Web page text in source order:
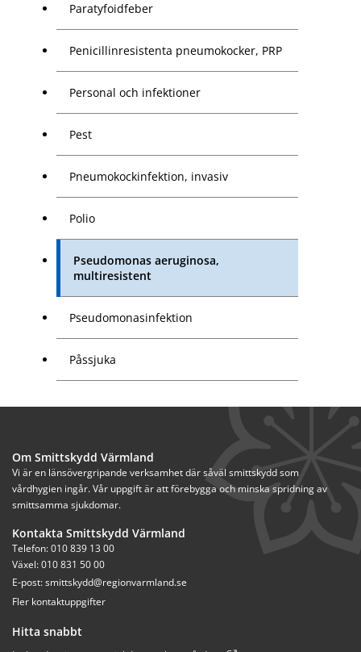
Paratyfoidfeber
Penicillinresistenta pneumokocker, PRP
Personal och infektioner
Pest
Pneumokockinfektion, invasiv
Polio
Pseudomonas aeruginosa,
multiresistent
Pseudomonasinfektion
Påssjuka
Om Smittskydd Värmland
Vi är en länsövergripande verksamhet där såväl smittskydd som
vårdhygien ingår. Vår uppgift är att förebygga och minska spridning av
smittsamma sjukdomar.
Kontakta Smittskydd Värmland
Telefon: 010 839 13 00
Växel: 010 831 50 00
E-post: smittskydd@regionvarmland.se
Fler kontaktuppgifter
Hitta snabbt